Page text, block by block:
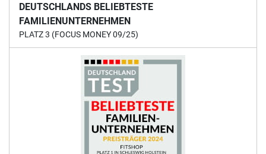
DEUTSCHLANDS BELIEBTESTE
FAMILIENUNTERNEHMEN
PLATZ 3 (FOCUS MONEY 09/25)